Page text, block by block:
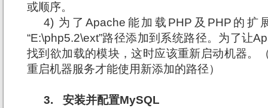
或顺序。
4) 为了Apache能加载PHP及PHP的扩
“E:\php5.2\ext”路径添加到系统路径。为了让
找到欲加载的模块，这时应该重新启动机器。
重启机器服务才能使用新添加的路径）
3. 安装并配置MySQL